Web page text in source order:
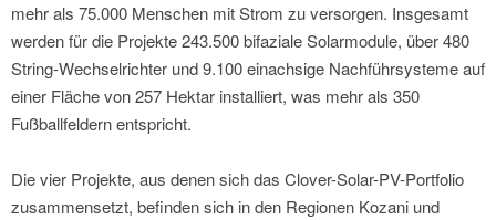
mehr als 75.000 Menschen mit Strom zu versorgen. Insgesamt
werden für die Projekte 243.500 bifaziale Solarmodule, über 480
String-Wechselrichter und 9.100 einachsige Nachführsysteme auf
einer Fläche von 257 Hektar installiert, was mehr als 350
Fußballfeldern entspricht.
Die vier Projekte, aus denen sich das Clover-Solar-PV-Portfolio
zusammensetzt, befinden sich in den Regionen Kozani und